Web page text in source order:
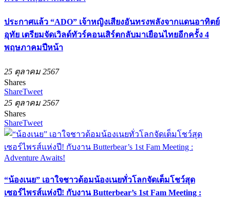
ประกาศแล้ว “ADO” เจ้าหญิงเสียงอันทรงพลังจากแดนอาทิตย์
อุทัย เตรียมจัดเวิลด์ทัวร์คอนเสิร์ตกลับมาเยือนไทยอีกครั้ง 4
พฤษภาคมปีหน้า
25 ตุลาคม 2567
Shares
ShareTweet
25 ตุลาคม 2567
Shares
ShareTweet
“น้องเนย” เอาใจชาวด้อมน้องเนยทั่วโลกจัดเต็มโชว์สุด
เซอร์ไพรส์แห่งปี! กับงาน Butterbear’s 1st Fam Meeting :